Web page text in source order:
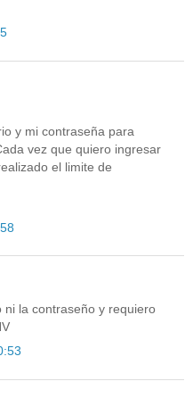
y mi contraseña para
vez que quiero ingresar
el limite de
ni la contraseño y requiero